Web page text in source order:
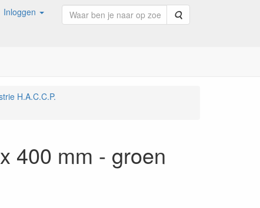
Inloggen Zoeken
H.A.C.C.P.
400 mm - groen